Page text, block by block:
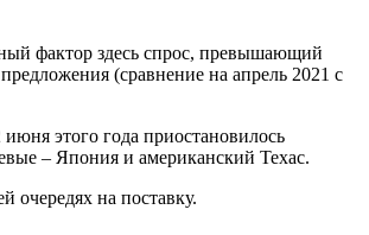
фактор здесь спрос, превышающий
(сравнение на апрель 2021 с
этого года приостановилось
– Япония и американский Техас.
очередях на поставку.